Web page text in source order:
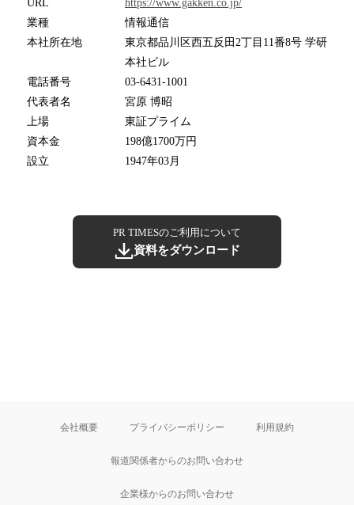
URL
https://www.gakken.co.jp/
業種
情報通信
本社所在地
東京都品川区西五反田2丁目11番8号 学研
本社ビル
電話番号
03-6431-1001
代表者名
宮原 博昭
上場
東証プライム
資本金
198億1700万円
設立
1947年03月
PR TIMESのご利用について
資料をダウンロード
会社概要 プライバシーポリシー 利用規約
報道関係者からのお問い合わせ
企業様からのお問い合わせ